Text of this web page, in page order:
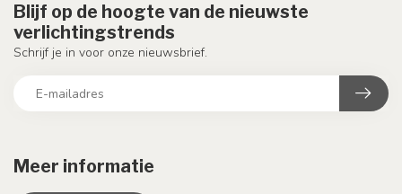
Meer informatie
Blijf op de hoogte van de nieuwste
verlichtingstrends
Schrijf je in voor onze nieuwsbrief.